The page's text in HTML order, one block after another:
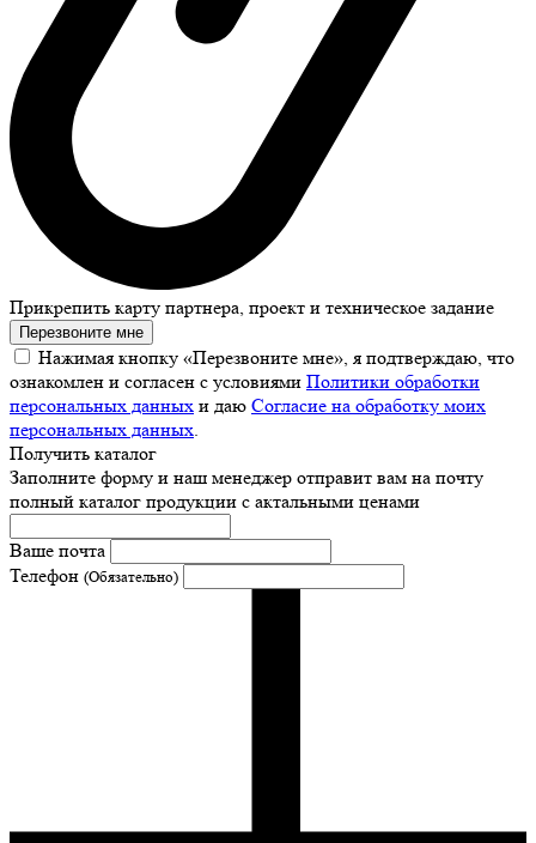
Прикрепить карту партнера, проект и техническое задание
Перезвоните мне
Нажимая кнопку «Перезвоните мне», я подтверждаю, что
ознакомлен и согласен с условиями Политики обработки
персональных данных и даю Согласие на обработку моих
персональных данных.
Получить каталог
Заполните форму и наш менеджер отправит вам на почту
полный каталог продукции с актальными ценами
Ваше почта
Телефон (Обязательно)